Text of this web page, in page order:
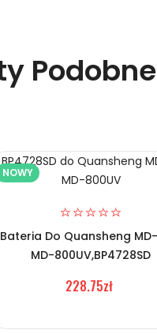
Podobne
NOWY
Bateria Do Quansheng
MD-800UV,BP4728SD
228.75zł